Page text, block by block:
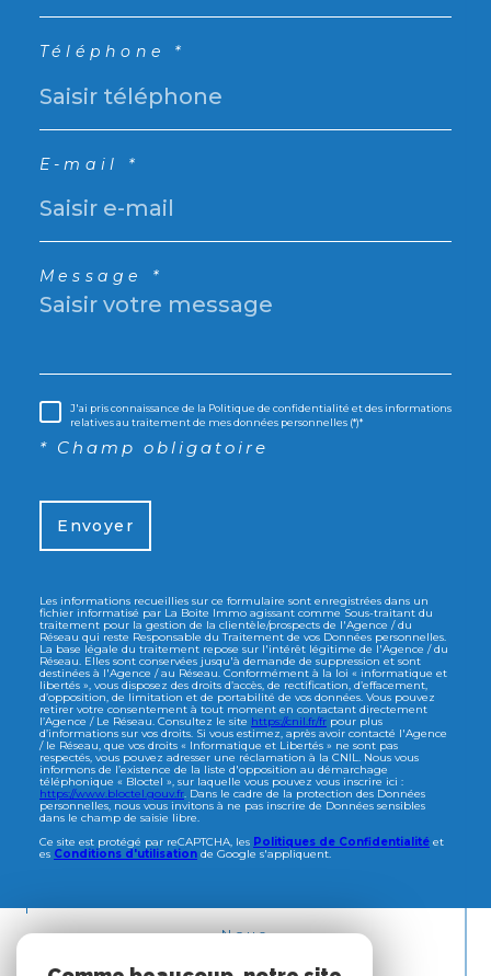
Téléphone *
E-mail *
Message *
J'ai pris connaissance de la Politique de confidentialité et des informations
relatives au traitement de mes données personnelles (*)*
* Champ obligatoire
Envoyer
Les informations recueillies sur ce formulaire sont enregistrées dans un
fichier informatisé par La Boite Immo agissant comme Sous-traitant du
traitement pour la gestion de la clientèle/prospects de l'Agence / du
Réseau qui reste Responsable du Traitement de vos Données personnelles.
La base légale du traitement repose sur l'intérêt légitime de l'Agence / du
Réseau. Elles sont conservées jusqu'à demande de suppression et sont
destinées à l'Agence / au Réseau. Conformément à la loi « informatique et
libertés », vous disposez des droits d’accès, de rectification, d’effacement,
d’opposition, de limitation et de portabilité de vos données. Vous pouvez
retirer votre consentement à tout moment en contactant directement
l’Agence / Le Réseau. Consultez le site https://cnil.fr/fr pour plus
d’informations sur vos droits. Si vous estimez, après avoir contacté l'Agence
/ le Réseau, que vos droits « Informatique et Libertés » ne sont pas
respectés, vous pouvez adresser une réclamation à la CNIL. Nous vous
informons de l’existence de la liste d'opposition au démarchage
téléphonique « Bloctel », sur laquelle vous pouvez vous inscrire ici :
https://www.bloctel.gouv.fr. Dans le cadre de la protection des Données
personnelles, nous vous invitons à ne pas inscrire de Données sensibles
dans le champ de saisie libre.
Ce site est protégé par reCAPTCHA, les Politiques de Confidentialité et
es Conditions d'utilisation de Google s'appliquent.
Nous